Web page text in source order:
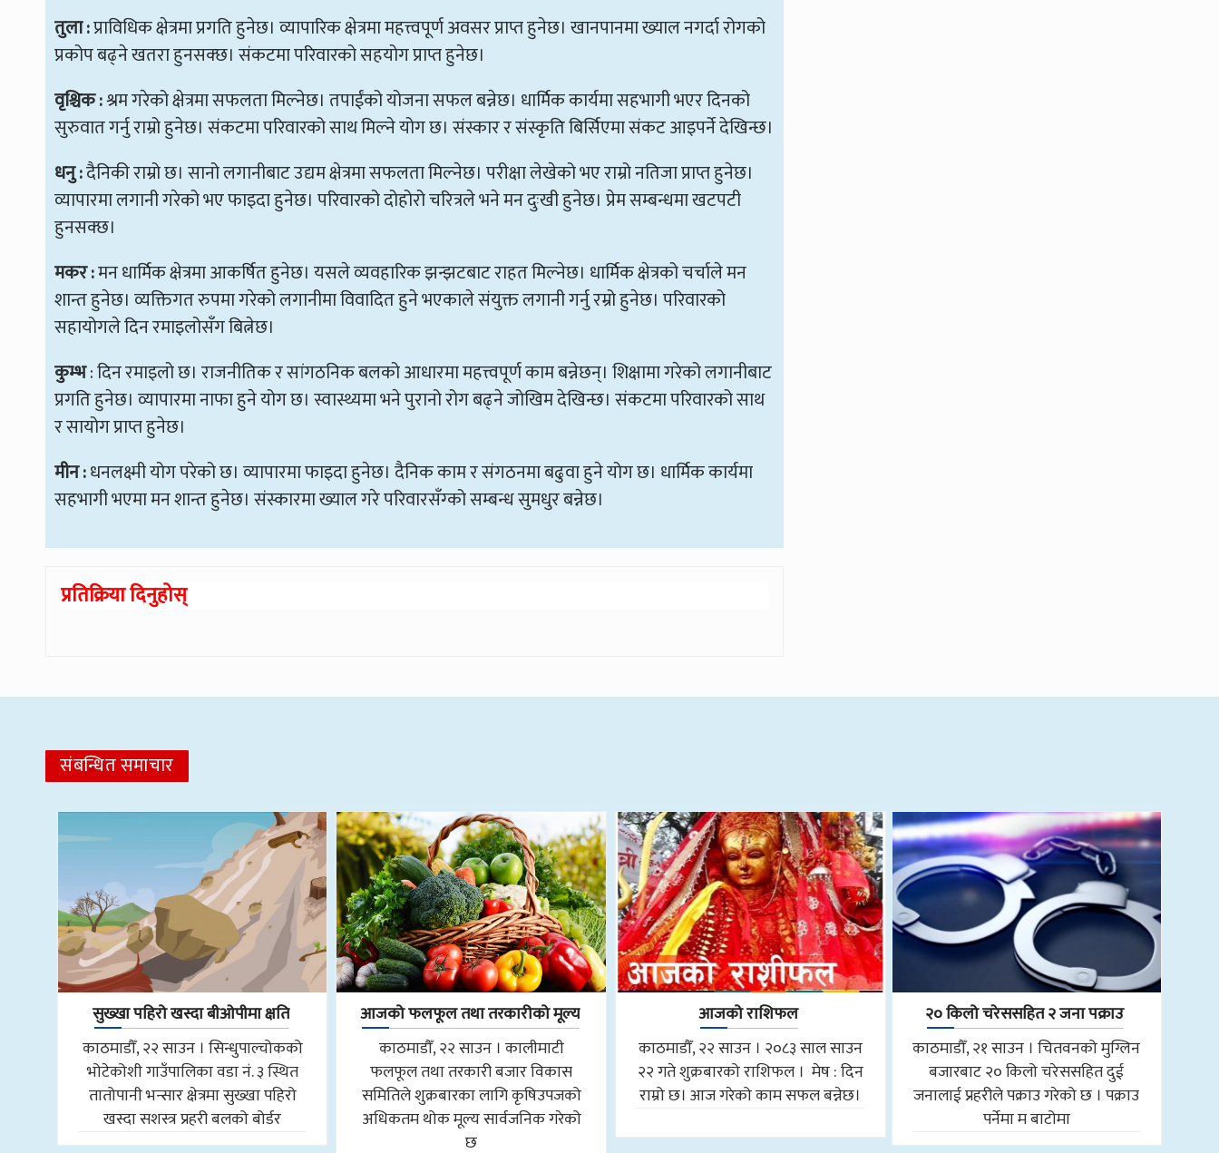
तुला :प्राविधिक क्षेत्रमा प्रगति हुनेछ। व्यापारिक क्षेत्रमा महत्त्वपूर्ण अवसर प्राप्त हुनेछ। खानपानमा ख्याल नगर्दा रोगको
प्रकोप बढ्ने खतरा हुनसक्छ। संकटमा परिवारको सहयोग प्राप्त हुनेछ।
वृश्चिक :श्रम गरेको क्षेत्रमा सफलता मिल्नेछ। तपाईंको योजना सफल बन्नेछ। धार्मिक कार्यमा सहभागी भएर दिनको
सुरुवात गर्नु राम्रो हुनेछ। संकटमा परिवारको साथ मिल्ने योग छ। संस्कार र संस्कृति बिर्सिएमा संकट आइपर्ने देखिन्छ।
धनु :दैनिकी राम्रो छ। सानो लगानीबाट उद्यम क्षेत्रमा सफलता मिल्नेछ। परीक्षा लेखेको भए राम्रो नतिजा प्राप्त हुनेछ।
व्यापारमा लगानी गरेको भए फाइदा हुनेछ। परिवारको दोहोरो चरित्रले भने मन दुःखी हुनेछ। प्रेम सम्बन्धमा खटपटी
हुनसक्छ।
मकर :मन धार्मिक क्षेत्रमा आकर्षित हुनेछ। यसले व्यवहारिक झन्झटबाट राहत मिल्नेछ। धार्मिक क्षेत्रको चर्चाले मन
शान्त हुनेछ। व्यक्तिगत रुपमा गरेको लगानीमा विवादित हुने भएकाले संयुक्त लगानी गर्नु रम्रो हुनेछ। परिवारको
सहायोगले दिन रमाइलोसँग बित्नेछ।
कुम्भ: दिन रमाइलो छ। राजनीतिक र सांगठनिक बलको आधारमा महत्त्वपूर्ण काम बन्नेछन्। शिक्षामा गरेको लगानीबाट
प्रगति हुनेछ। व्यापारमा नाफा हुने योग छ। स्वास्थ्यमा भने पुरानो रोग बढ्ने जोखिम देखिन्छ। संकटमा परिवारको साथ
र सायोग प्राप्त हुनेछ।
मीन :धनलक्ष्मी योग परेको छ। व्यापारमा फाइदा हुनेछ। दैनिक काम र संगठनमा बढुवा हुने योग छ। धार्मिक कार्यमा
सहभागी भएमा मन शान्त हुनेछ। संस्कारमा ख्याल गरे परिवारसँग्को सम्बन्ध सुमधुर बन्नेछ।
प्रतिक्रिया दिनुहोस्
संबन्धित समाचार
सुख्खा पहिरो खस्दा बीओपीमा क्षति
काठमाडौँ, २२ साउन । सिन्धुपाल्चोकको
भोटेकोशी गाउँपालिका वडा नं. ३ स्थित
तातोपानी भन्सार क्षेत्रमा सुख्खा पहिरो
खस्दा सशस्त्र प्रहरी बलको बोर्डर
आजको फलफूल तथा तरकारीको मूल्य
काठमाडौँ, २२ साउन । कालीमाटी
फलफूल तथा तरकारी बजार विकास
समितिले शुक्रबारका लागि कृषिउपजको
अधिकतम थोक मूल्य सार्वजनिक गरेको
छ
आजको राशिफल
काठमाडौँ, २२ साउन । २०८३ साल साउन
२२ गते शुक्रबारको राशिफल । मेष : दिन
राम्रो छ। आज गरेको काम सफल बन्नेछ।
२० किलो चरेससहित २ जना पक्राउ
काठमाडौँ, २१ साउन । चितवनको मुग्लिन
बजारबाट २० किलो चरेससहित दुई
जनालाई प्रहरीले पक्राउ गरेको छ । पक्राउ
पर्नेमा म बाटोमा